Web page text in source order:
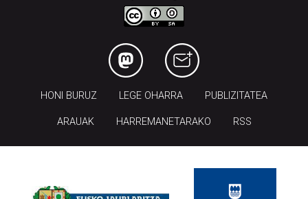
HONI BURUZ LEGE OHARRA PUBLIZITATEA
ARAUAK HARREMANETARAKO RSS